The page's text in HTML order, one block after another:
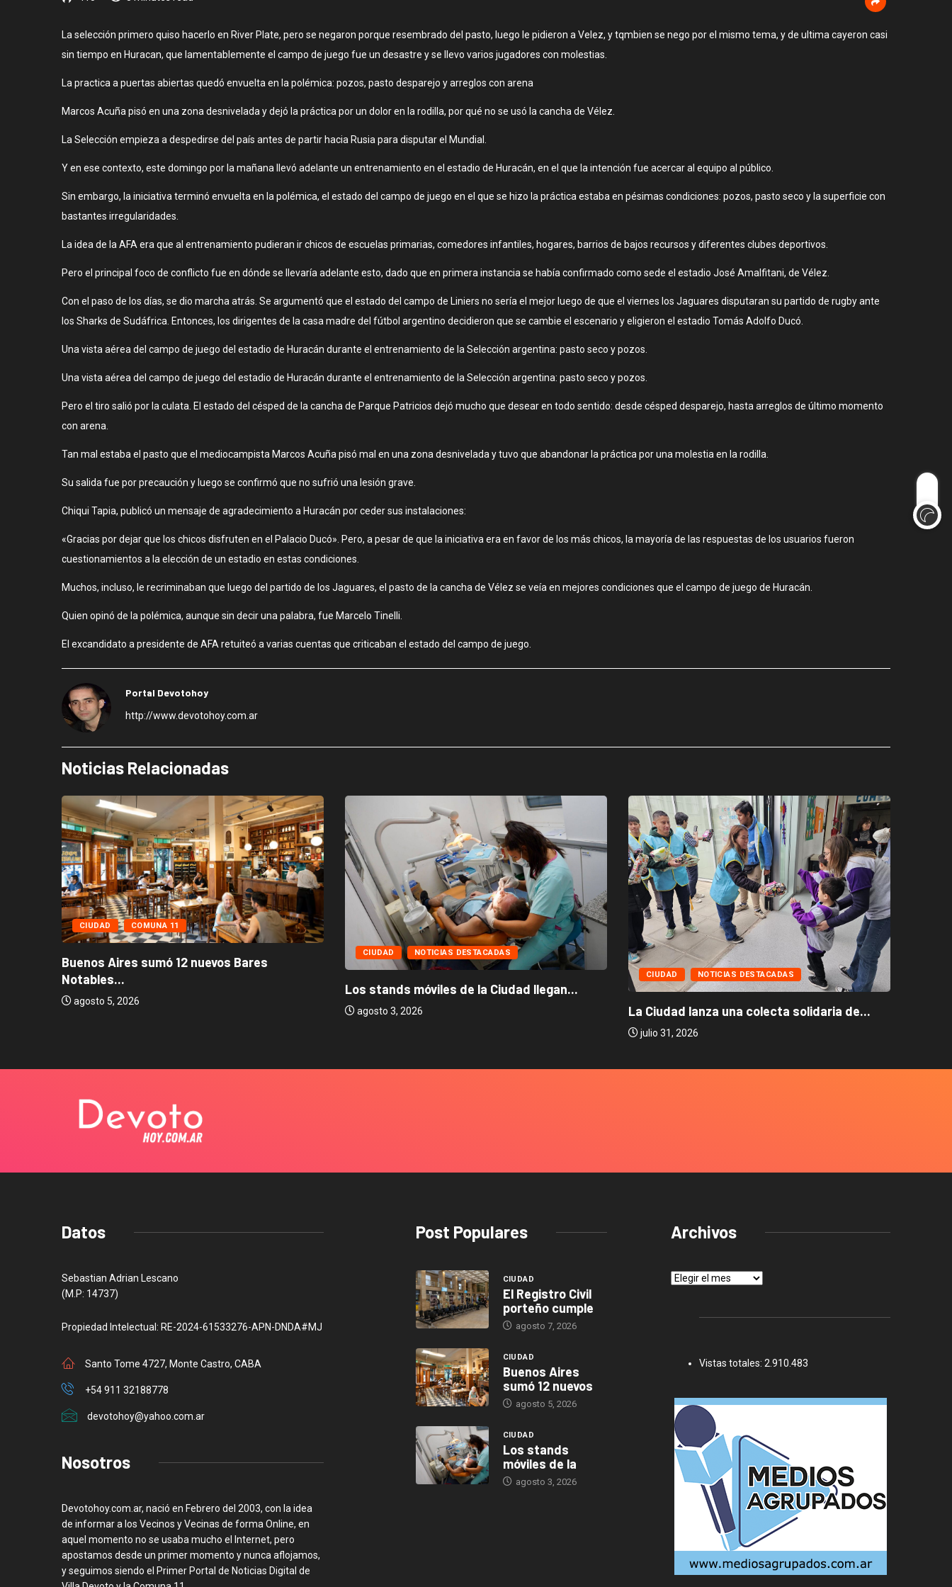
La selección primero quiso hacerlo en River Plate, pero se negaron porque resembrado del pasto, luego le pidieron a Velez, y tqmbien se nego por el mismo tema, y de ultima cayeron casi
sin tiempo en Huracan, que lamentablemente el campo de juego fue un desastre y se llevo varios jugadores con molestias.
La practica a puertas abiertas quedó envuelta en la polémica: pozos, pasto desparejo y arreglos con arena
Marcos Acuña pisó en una zona desnivelada y dejó la práctica por un dolor en la rodilla, por qué no se usó la cancha de Vélez.
La Selección empieza a despedirse del país antes de partir hacia Rusia para disputar el Mundial.
Y en ese contexto, este domingo por la mañana llevó adelante un entrenamiento en el estadio de Huracán, en el que la intención fue acercar al equipo al público.
Sin embargo, la iniciativa terminó envuelta en la polémica, el estado del campo de juego en el que se hizo la práctica estaba en pésimas condiciones: pozos, pasto seco y la superficie con
bastantes irregularidades.
La idea de la AFA era que al entrenamiento pudieran ir chicos de escuelas primarias, comedores infantiles, hogares, barrios de bajos recursos y diferentes clubes deportivos.
Pero el principal foco de conflicto fue en dónde se llevaría adelante esto, dado que en primera instancia se había confirmado como sede el estadio José Amalfitani, de Vélez.
Con el paso de los días, se dio marcha atrás. Se argumentó que el estado del campo de Liniers no sería el mejor luego de que el viernes los Jaguares disputaran su partido de rugby ante
los Sharks de Sudáfrica. Entonces, los dirigentes de la casa madre del fútbol argentino decidieron que se cambie el escenario y eligieron el estadio Tomás Adolfo Ducó.
Una vista aérea del campo de juego del estadio de Huracán durante el entrenamiento de la Selección argentina: pasto seco y pozos.
Una vista aérea del campo de juego del estadio de Huracán durante el entrenamiento de la Selección argentina: pasto seco y pozos.
Pero el tiro salió por la culata. El estado del césped de la cancha de Parque Patricios dejó mucho que desear en todo sentido: desde césped desparejo, hasta arreglos de último momento
con arena.
Tan mal estaba el pasto que el mediocampista Marcos Acuña pisó mal en una zona desnivelada y tuvo que abandonar la práctica por una molestia en la rodilla.
Su salida fue por precaución y luego se confirmó que no sufrió una lesión grave.
Chiqui Tapia, publicó un mensaje de agradecimiento a Huracán por ceder sus instalaciones:
«Gracias por dejar que los chicos disfruten en el Palacio Ducó». Pero, a pesar de que la iniciativa era en favor de los más chicos, la mayoría de las respuestas de los usuarios fueron
cuestionamientos a la elección de un estadio en estas condiciones.
Muchos, incluso, le recriminaban que luego del partido de los Jaguares, el pasto de la cancha de Vélez se veía en mejores condiciones que el campo de juego de Huracán.
Quien opinó de la polémica, aunque sin decir una palabra, fue Marcelo Tinelli.
El excandidato a presidente de AFA retuiteó a varias cuentas que criticaban el estado del campo de juego.
Portal Devotohoy
http://www.devotohoy.com.ar
Noticias Relacionadas
CIUDAD COMUNA 11
Buenos Aires sumó 12 nuevos Bares
Notables...
agosto 5, 2026
CIUDAD NOTICIAS DESTACADAS
Los stands móviles de la Ciudad llegan...
agosto 3, 2026
CIUDAD NOTICIAS DESTACADAS
La Ciudad lanza una colecta solidaria de...
julio 31, 2026
Datos
Sebastian Adrian Lescano
(M.P: 14737)
Propiedad Intelectual: RE-2024-61533276-APN-DNDA#MJ
Santo Tome 4727, Monte Castro, CABA
+54 911 32188778
devotohoy@yahoo.com.ar
Nosotros
Devotohoy.com.ar, nació en Febrero del 2003, con la idea
de informar a los Vecinos y Vecinas de forma Online, en
aquel momento no se usaba mucho el Internet, pero
apostamos desde un primer momento y nunca aflojamos,
y seguimos siendo el Primer Portal de Noticias Digital de
Post Populares
CIUDAD
El Registro Civil
porteño cumple
agosto 7, 2026
CIUDAD
Buenos Aires
sumó 12 nuevos
agosto 5, 2026
CIUDAD
Los stands
móviles de la
agosto 3, 2026
Archivos
Archivos
Vistas totales: 2.910.483